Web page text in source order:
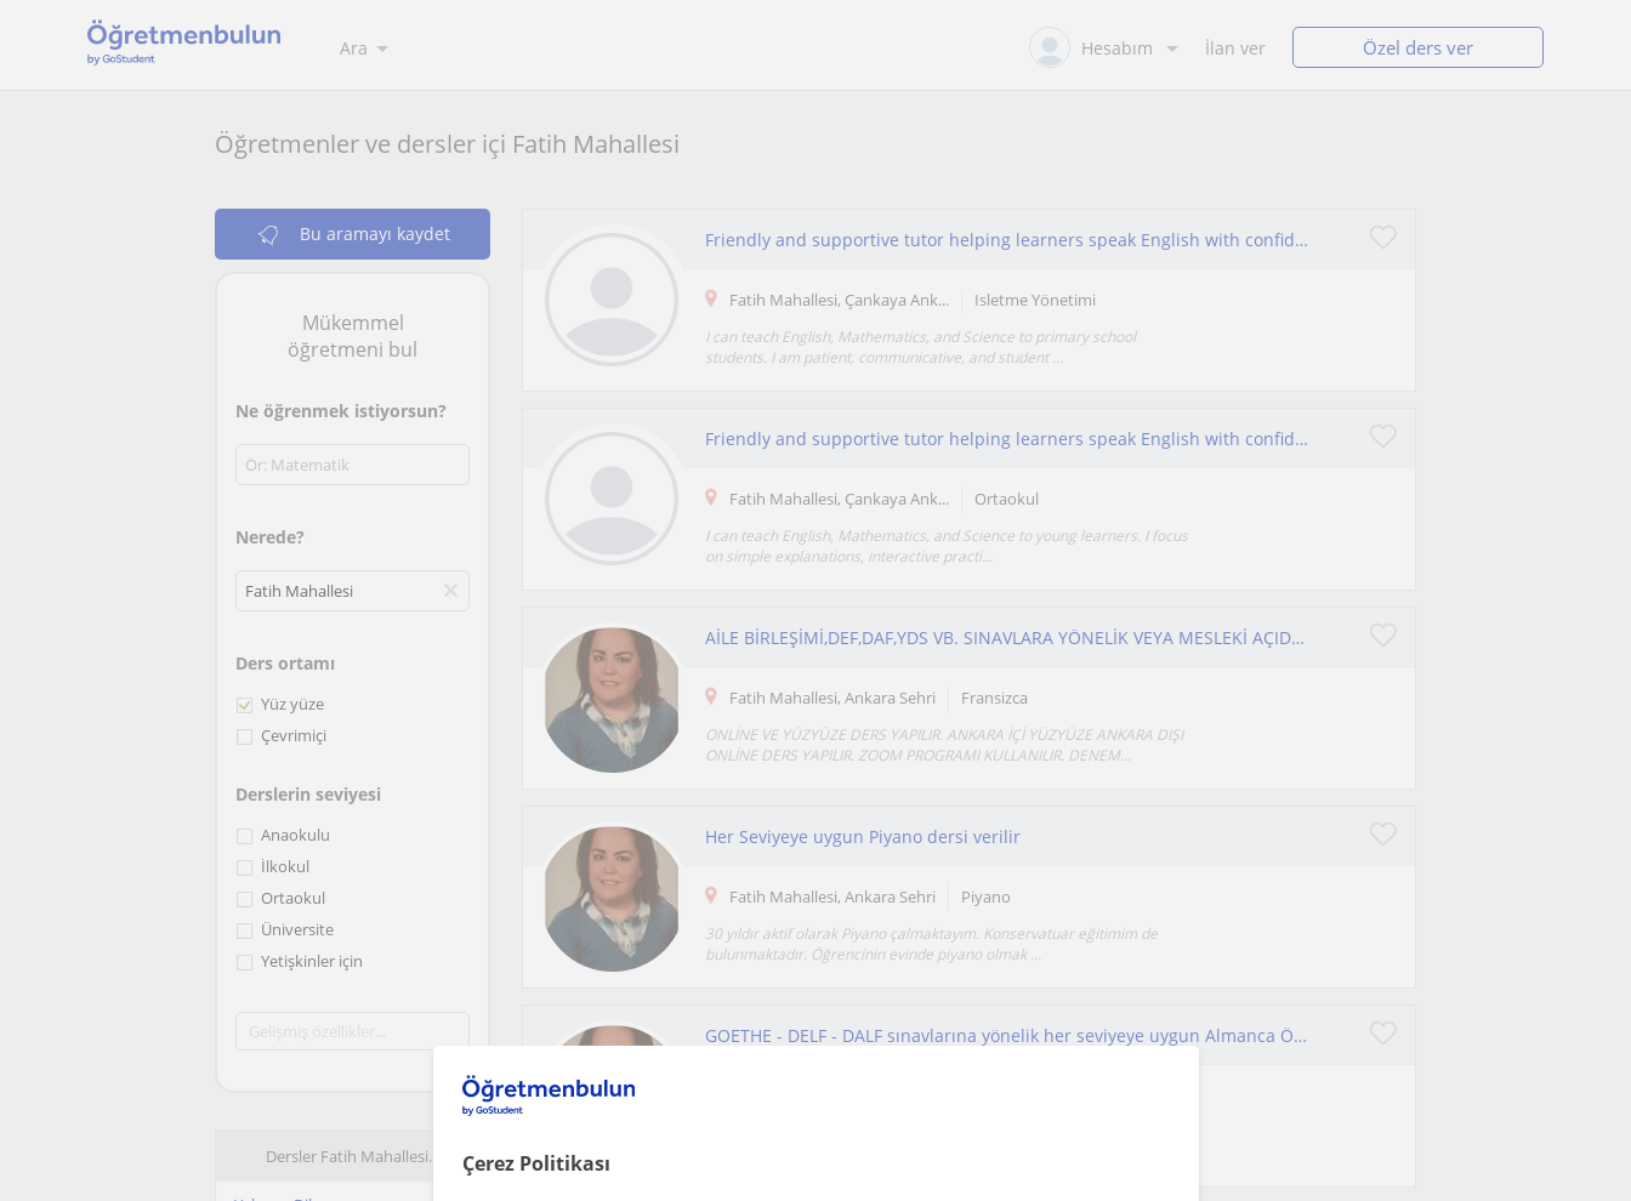
Çerez Politikası
Ara Hesabım İlan ver Özel ders ver
Öğretmenler ve dersler içi Fatih Mahallesi
Bu aramayı kaydet
Mükemmel
öğretmeni bul
Ne öğrenmek istiyorsun?
Nerede?
Ders ortamı
Yüz yüze
Çevrimiçi
Derslerin seviyesi
Anaokulu
İlkokul
Ortaokul
Üniversite
Yetişkinler için
Dersler Fatih Mahallesi…
Friendly and supportive tutor helping learners speak English with confidence.
Fatih Mahallesi, Çankaya Ank... Isletme Yönetimi
I can teach English, Mathematics, and Science to primary school
students. I am patient, communicative, and student ...
Friendly and supportive tutor helping learners speak English with confidence.
Fatih Mahallesi, Çankaya Ank... Ortaokul
I can teach English, Mathematics, and Science to young learners. I focus
on simple explanations, interactive practi...
AİLE BİRLEŞİMİ,DEF,DAF,YDS VB. SINAVLARA YÖNELİK VEYA MESLEKİ AÇIDAN FRANSIZCA HAZIRLIK DERSLERİ
Fatih Mahallesi, Ankara Sehri Fransizca
ONLİNE VE YÜZYÜZE DERS YAPILIR. ANKARA İÇİ YÜZYÜZE ANKARA DIŞI
ONLİNE DERS YAPILIR. ZOOM PROGRAMI KULLANILIR. DENEM...
Her Seviyeye uygun Piyano dersi verilir
Fatih Mahallesi, Ankara Sehri Piyano
30 yıldır aktif olarak Piyano çalmaktayım. Konservatuar eğitimim de
bulunmaktadır. Öğrencinin evinde piyano olmak ...
GOETHE - DELF - DALF sınavlarına yönelik her seviyeye uygun Almanca Özel Ders